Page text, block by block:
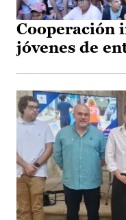
Cooperación
jóvenes de